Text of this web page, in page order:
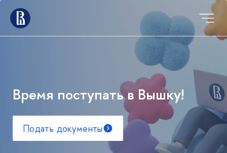
Время поступать в Вышку!
Подать документы